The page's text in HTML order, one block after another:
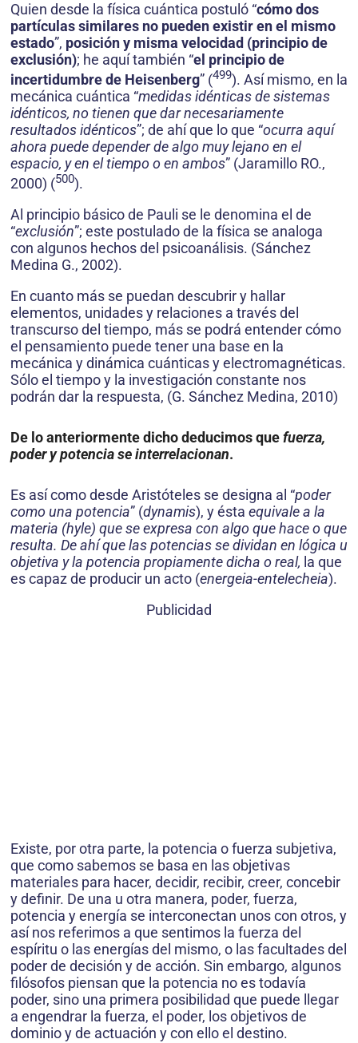
Quien desde la física cuántica postuló “cómo dos
partículas similares no pueden existir en el mismo
estado”, posición y misma velocidad (principio de
exclusión); he aquí también “el principio de
incertidumbre de Heisenberg” (499). Así mismo, en la
mecánica cuántica “medidas idénticas de sistemas
idénticos, no tienen que dar necesariamente
resultados idénticos”; de ahí que lo que “ocurra aquí
ahora puede depender de algo muy lejano en el
espacio, y en el tiempo o en ambos” (Jaramillo RO.,
2000) (500).
Al principio básico de Pauli se le denomina el de
“exclu­sión”; este postulado de la física se analoga
con algunos hechos del psicoanálisis. (Sánchez
Medina G., 2002).
En cuanto más se puedan descubrir y hallar
elementos, unidades y relaciones a través del
transcurso del tiempo, más se podrá entender cómo
el pensamiento puede tener una base en la
mecánica y dinámica cuánticas y electromagnéticas.
Sólo el tiempo y la investigación constante nos
podrán dar la respuesta, (G. Sánchez Medina, 2010)
De lo anteriormente dicho deducimos quefuerza,
poder y potencia se interrelacionan.
Es así como desde Aristóteles se designa al “poder
como una potencia” (dynamis), y ésta equivale a la
materia (hyle) que se expresa con algo que hace o que
resulta. De ahí que las potencias se dividan en lógica u
objetiva y la potencia propiamente dicha o real, la que
es capaz de producir un acto (energeia-entelecheia).
Publicidad
Existe, por otra parte, la potencia o fuerza subjetiva,
que como sabemos se basa en las objetivas
materiales para hacer, decidir, recibir, creer, concebir
y definir. De una u otra manera, poder, fuerza,
potencia y energía se interconectan unos con otros, y
así nos referimos a que sentimos la fuerza del
espíritu o las energías del mismo, o las facultades del
poder de decisión y de acción. Sin embargo, algunos
filósofos piensan que la potencia no es todavía
poder, sino una primera posibilidad que puede llegar
a engendrar la fuerza, el poder, los objetivos de
dominio y de actuación y con ello el destino.